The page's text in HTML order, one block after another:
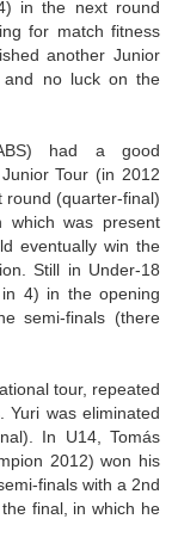
in the next round
for match fitness
another Junior
no luck on the
had a good
Tour (in 2012
round (quarter-final)
was present
eventually win the
Still in Under-18
4) in the opening
semi-finals (there
tour, repeated
Yuri was eliminated
In U14, Tomás
2012) won his
finals with a 2nd
final, in which he